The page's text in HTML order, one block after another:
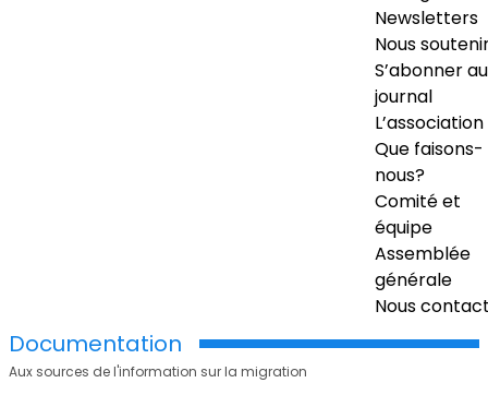
Newsletters
Nous
S’abonner au
journal
L’association
Que faisons-
nous?
Comité et
équipe
Assemblée
générale
Nous
Documentation
Aux sources de l'information sur la migration